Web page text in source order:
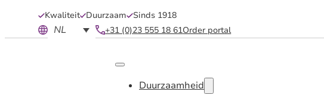
Kwaliteit Duurzaam Sinds 1918
NL +31 (0)23 555 18 61Order portal
Duurzaamheid